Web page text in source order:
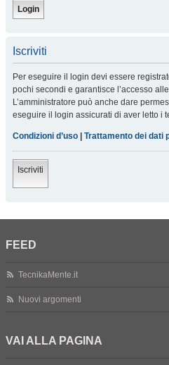
Iscriviti
Per eseguire il login devi essere
pochi secondi e garantisce l’accesso
L’amministratore può anche dare
eseguire il login assicurati di aver letto i
Condizioni d’uso Trattamento dei dati
Iscriviti
FEED
TecnikaMente.it
Nuovi argomenti
VAI ALLA PAGINA